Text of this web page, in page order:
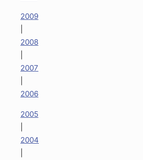
2009
2008
2007
2006
2005
2004